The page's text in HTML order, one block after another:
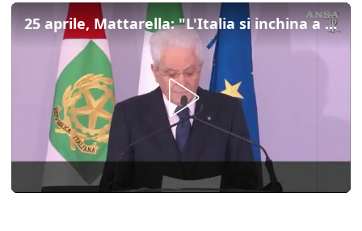
25 aprile, Mattarella: "L'Italia si inchina a chi e' morto per liberarci"